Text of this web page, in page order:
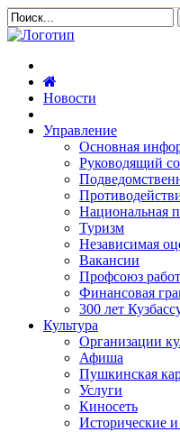
Новости
Управление
Основная
Руководящий
Национальная
Туризм
Независимая
Вакансии
Профсоюз
Финансовая
300 лет
Культура
Организации
Афиша
Пушкинская
Услуги
Киносеть
Исторические